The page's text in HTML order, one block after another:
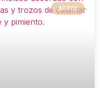
ARROZ